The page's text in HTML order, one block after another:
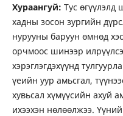
Хураангуй: Тус өгүүлэлд
хадны зосон зургийн
нурууны баруун өмнөд
орчмоос шинээр
хэрэглэгдэхүүнд
үеийн уур амьсгал,
хувьсал хүмүүсийн ахуй
ихээхэн нөлөөлжээ.